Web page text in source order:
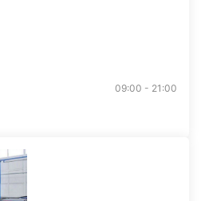
09:00 - 21:00